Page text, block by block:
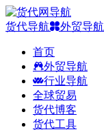
货代导航 外贸导航
首页
外贸导航
行业导航
全球贸易
货代博客
货代工具